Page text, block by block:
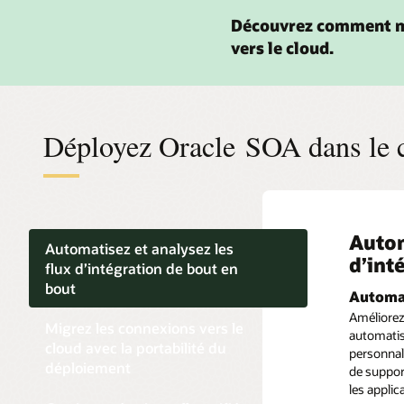
Découvrez comment
vers le cloud.
Déployez Oracle SOA dans le
Automatisez et analysez les
flux d’intégration de bout en
bout
de
les
avec
Migrer
SOA on-
Limitez
digitale
Mise
Réduisez
efforts
Oracle
une
de